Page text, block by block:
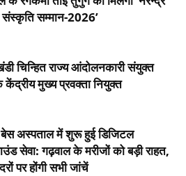
संस्कृति सम्मान-2026’
चिन्हित राज्य आंदोलनकारी संयुक्त
केंद्रीय मुख्य प्रवक्ता नियुक्त
बेस अस्पताल में शुरू हुई डिजिटल
सेवा: गढ़वाल के मरीजों को बड़ी राहत,
पर होंगी सभी जांचें